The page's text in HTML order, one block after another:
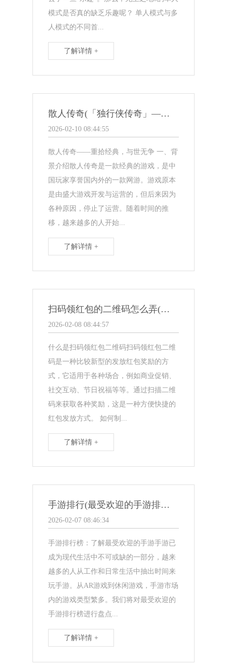
模式是否真的缺乏乐趣呢？ 单人模式与多
人模式的不同首...
了解详情 +
散人传奇(「独行侠传奇」——重拾经典，与世无争)
2026-02-10 08:44:55
散人传奇——重拾经典，与世无争 一、背
景介绍散人传奇是一款经典的游戏，是中
国玩家享誉国内外的一款网游。游戏原本
是由盛大游戏开发与运营的，但后来因为
各种原因，停止了运营。随着时间的推
移，越来越多的人开始...
了解详情 +
扫码领红包的二维码怎么弄(教你如何制作扫码领红包二维码！)
2026-02-08 08:44:57
什么是扫码领红包二维码扫码领红包二维
码是一种比较新型的发放红包奖励的方
式，它适用于各种场合，例如商业促销、
社交互动、节日祝福等等。通过扫描二维
码来获取各种奖励，这是一种方便快捷的
红包发放方式。 如何制...
了解详情 +
手游排行(最受欢迎的手游排行榜发布 → 畅销手游排行榜盘点)
2026-02-07 08:46:34
手游排行榜：了解最受欢迎的手游手游已
成为现代生活中不可或缺的一部分，越来
越多的人从工作和日常生活中抽出时间来
玩手游。从AR游戏到休闲游戏，手游市场
内的游戏类型繁多。我们将对最受欢迎的
手游排行榜进行盘点...
了解详情 +